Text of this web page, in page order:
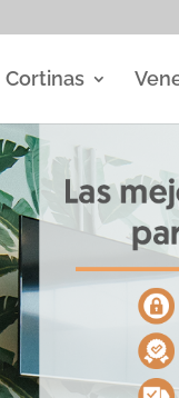
Cortinas